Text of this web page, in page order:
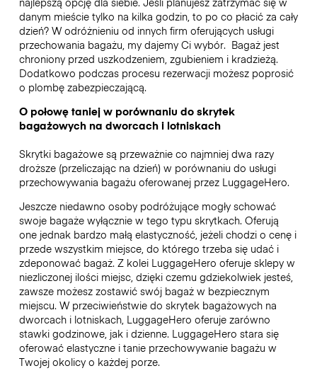
danym mieście tylko na kilka godzin, to po co płacić za cały
dzień? W odróżnieniu od innych firm oferujących usługi
przechowania bagażu, my dajemy Ci wybór. Bagaż jest
chroniony przed uszkodzeniem, zgubieniem i kradzieżą.
Dodatkowo podczas procesu rezerwacji możesz poprosić
o plombę zabezpieczającą.
O połowę taniej w porównaniu do skrytek
bagażowych na dworcach i lotniskach
Skrytki bagażowe są przeważnie co najmniej dwa razy
droższe (przeliczając na dzień) w porównaniu do usługi
przechowywania bagażu oferowanej przez LuggageHero.
Jeszcze niedawno osoby podróżujące mogły schować
swoje bagaże wyłącznie w tego typu skrytkach. Oferują
one jednak bardzo małą elastyczność, jeżeli chodzi o cenę i
przede wszystkim miejsce, do którego trzeba się udać i
zdeponować bagaż. Z kolei LuggageHero oferuje sklepy w
niezliczonej ilości miejsc, dzięki czemu gdziekolwiek jesteś,
zawsze możesz zostawić swój bagaż w bezpiecznym
miejscu. W przeciwieństwie do skrytek bagażowych na
dworcach i lotniskach, LuggageHero oferuje zarówno
stawki godzinowe, jak i dzienne. LuggageHero stara się
oferować elastyczne i tanie przechowywanie bagażu w
Twojej okolicy o każdej porze.